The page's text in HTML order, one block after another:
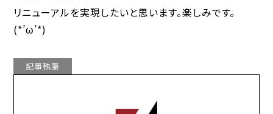
リニューアルを実現したいと思います。楽しみです。
(*’ω’*)
記事執筆